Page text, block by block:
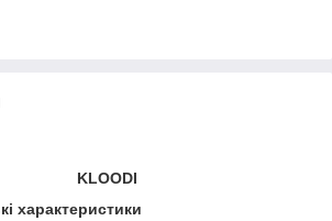
KLOODI
характеристики